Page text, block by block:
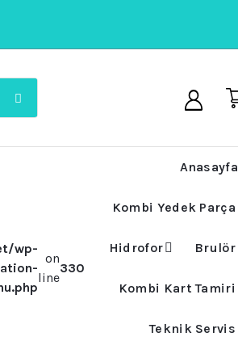
wp-
on
line
330
Anasayfa
Kombi Yedek Parça
Hidrofor Brulör
Kombi Kart Tamiri
Teknik Servis